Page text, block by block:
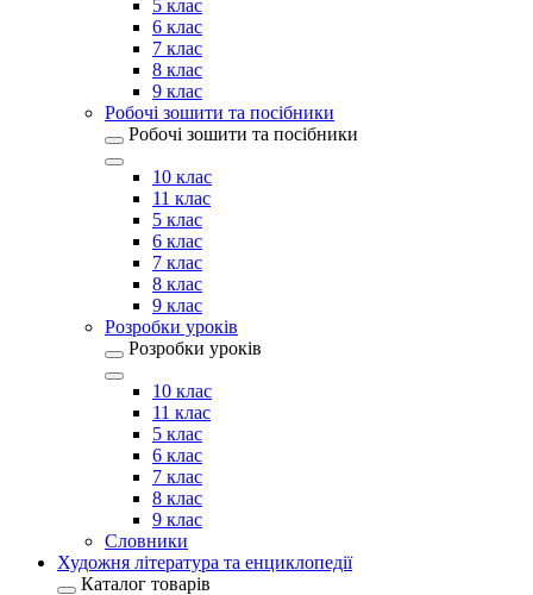
5 клас
6 клас
7 клас
8 клас
9 клас
Робочі зошити та посібники
Робочі зошити та посібники
10 клас
11 клас
5 клас
6 клас
7 клас
8 клас
9 клас
Розробки уроків
Розробки уроків
10 клас
11 клас
5 клас
6 клас
7 клас
8 клас
9 клас
Словники
Художня література та енциклопедії
Каталог товарів